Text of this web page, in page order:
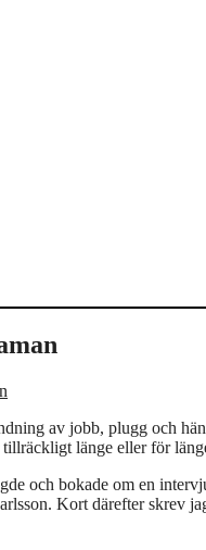
av jobb, plugg och
länge eller för
och bokade om en
Kort därefter skrev